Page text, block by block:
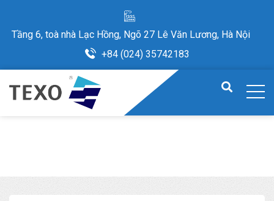
Tầng 6, toà nhà Lạc Hồng, Ngõ 27 Lê Văn Lương, Hà Nội
+84 (024) 35742183